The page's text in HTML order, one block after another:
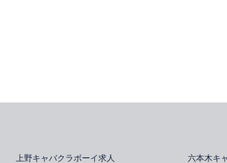
上野キャバクラボーイ求人 六本木キ